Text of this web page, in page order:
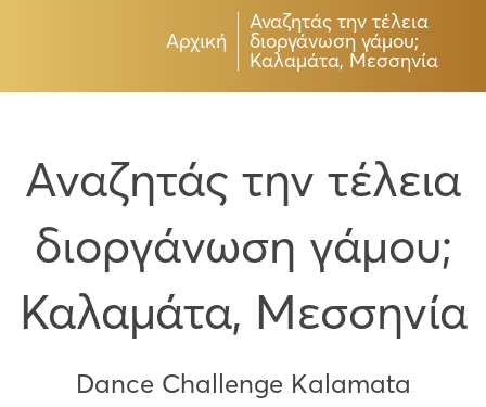
Αρχική
Αναζητάς την τέλεια
διοργάνωση γάμου;
Καλαμάτα, Μεσσηνία
Αναζητάς την τέλεια
διοργάνωση γάμου;
Καλαμάτα, Μεσσηνία
Dance Challenge Kalamata